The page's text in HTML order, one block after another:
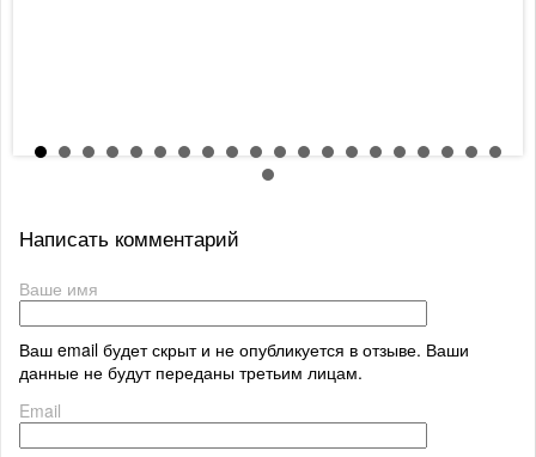
Написать комментарий
Ваше имя
Ваш email будет скрыт и не опубликуется в отзыве. Ваши
данные не будут переданы третьим лицам.
Email